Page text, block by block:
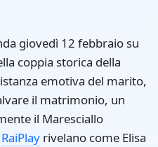
giovedì 12 febbraio su
coppia storica della
emotiva del marito,
il matrimonio, un
il Maresciallo
RaiPlay rivelano come Elisa